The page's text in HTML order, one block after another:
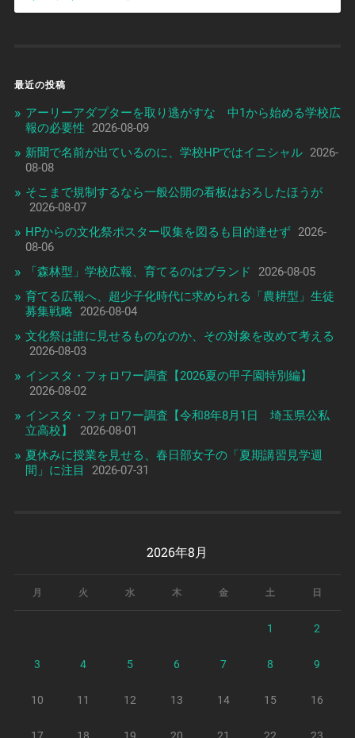
最近の投稿
アーリーアダプターを取り逃がすな 中1から始める学校広
報の必要性
2026-08-09
新聞で名前が出ているのに、学校HPではイニシャル 2026-
08-08
そこまで規制するなら一般公開の看板はおろしたほうが
2026-08-07
HPからの文化祭ポスター収集を図るも目的達せず 2026-
08-06
「森林型」学校広報、育てるのはブランド
2026-08-05
育てる広報へ、超少子化時代に求められる「農耕型」生徒
募集戦略
2026-08-04
文化祭は誰に見せるものなのか、その対象を改めて考える
2026-08-03
インスタ・フォロワー調査【2026夏の甲子園特別編】
2026-08-02
インスタ・フォロワー調査【令和8年8月1日 埼玉県公私
立高校】
2026-08-01
夏休みに授業を見せる、春日部女子の「夏期講習見学週
間」に注目
2026-07-31
2026年8月
月 火 水 木 金 土 日
1 2
3 4 5 6 7 8 9
10 11 12 13 14 15 16
17 18 19 20 21 22 23